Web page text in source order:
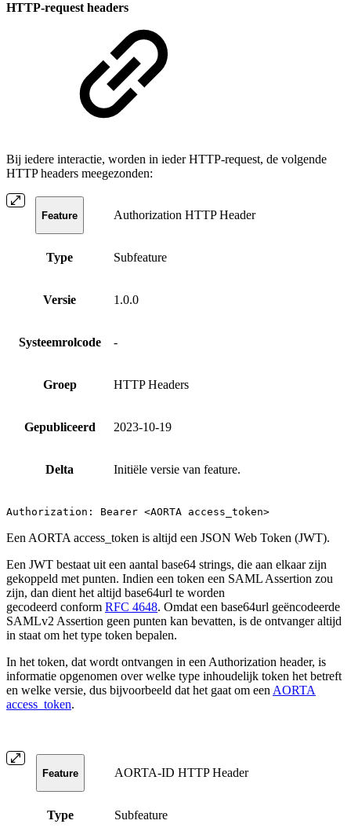
HTTP-request headers
Bij iedere interactie, worden in ieder HTTP-request, de volgende
HTTP headers meegezonden:
Feature Authorization HTTP Header
Type Subfeature
Versie 1.0.0
Systeemrolcode -
Groep HTTP Headers
Gepubliceerd 2023-10-19
Delta Initiële versie van feature.
Authorization: Bearer <AORTA access_token>
Een AORTA access_token is altijd een JSON Web Token (JWT).
Een JWT bestaat uit een aantal base64 strings, die aan elkaar zijn
gekoppeld met punten. Indien een token een SAML Assertion zou
zijn, dan dient het altijd base64url te worden
gecodeerd conform RFC 4648. Omdat een base64url geëncodeerde
SAMLv2 Assertion geen punten kan bevatten, is de ontvanger altijd
in staat om het type token bepalen.
In het token, dat wordt ontvangen in een Authorization header, is
informatie opgenomen over welke type inhoudelijk token het betreft
en welke versie, dus bijvoorbeeld dat het gaat om eenAORTA
access_token.
Feature AORTA-ID HTTP Header
Type Subfeature